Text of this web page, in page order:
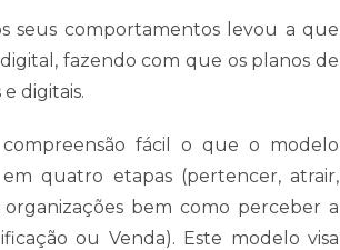
seus comportamentos levou a que
fazendo com que os planos de
digitais.
fácil o que o modelo
quatro etapas (pertencer, atrair,
bem como perceber a
ou Venda). Este modelo visa